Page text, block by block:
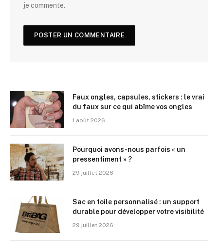
je commente.
Faux ongles, capsules, stickers : le vrai
du faux sur ce qui abîme vos ongles
1 août 2026
Pourquoi avons-nous parfois « un
pressentiment » ?
29 juillet 2026
Sac en toile personnalisé : un support
durable pour développer votre visibilité
29 juillet 2026